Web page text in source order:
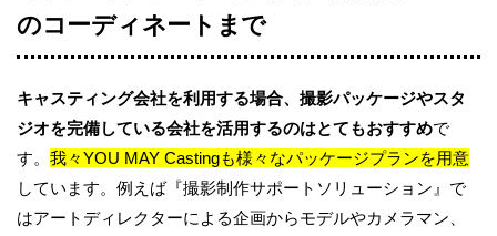
のコーディネートまで
キャスティング会社を利用する場合、撮影パッケージやスタ
ジオを完備している会社を活用するのはとてもおすすめで
す。 我々YOU MAY Castingも様々なパッケージプランを用意
しています。例えば『撮影制作サポートソリューション』で
はアートディレクターによる企画からモデルやカメラマン、